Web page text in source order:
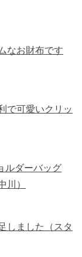
なお財布です
で可愛いクリッ
ルダーバッグ
）
しました（スタ